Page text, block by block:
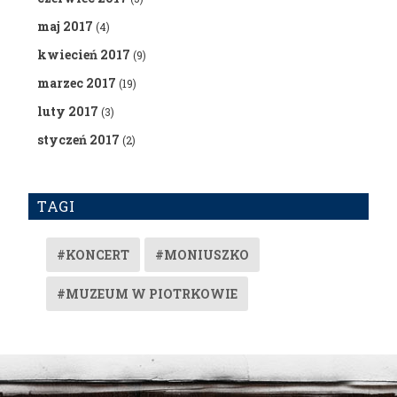
maj 2017 (4)
kwiecień 2017 (9)
marzec 2017 (19)
luty 2017 (3)
styczeń 2017 (2)
TAGI
#KONCERT #MONIUSZKO
#MUZEUM W PIOTRKOWIE